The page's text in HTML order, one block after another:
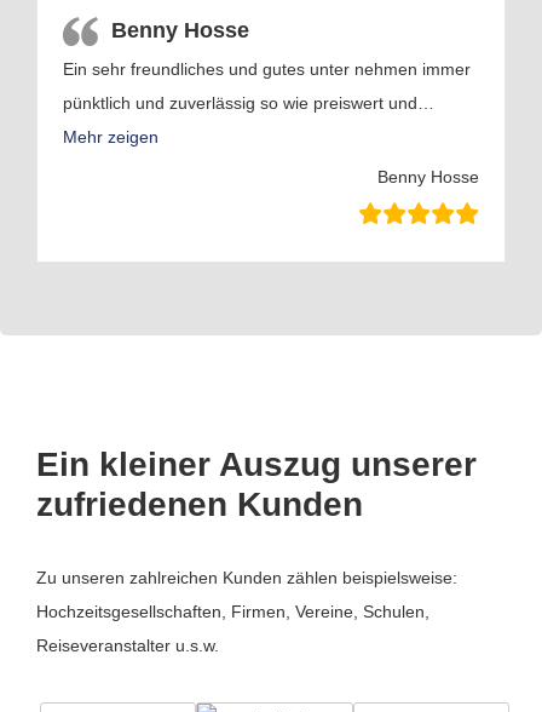
Benny Hosse
Ein sehr freundliches und gutes unter nehmen immer
pünktlich und zuverlässig so wie preiswert und…
Mehr zeigen
Benny Hosse
Ein kleiner Auszug unserer
zufriedenen Kunden
Zu unseren zahlreichen Kunden zählen beispielsweise:
Hochzeitsgesellschaften, Firmen, Vereine, Schulen,
Reiseveranstalter u.s.w.